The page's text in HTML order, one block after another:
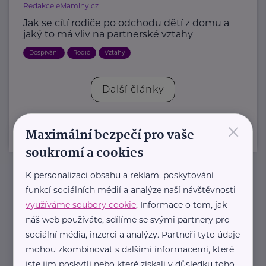
Redakce eMaminy.cz
Jak se cítí rodiče po odchodu dětí z domu a
jaký to má vliv na partnerské vztahy
Dospívání Rodič Vztahy
Další články
Newsletter
Pravidelný přísun novinek, inspirace na každý den,
podpora pro rodiče i sdílení zkušeností. Takový je
Newsletter webu eMaminy.cz. Přihlaste se k jeho
×
Maximální bezpečí pro vaše
soukromí a cookies
K personalizaci obsahu a reklam, poskytování
funkcí sociálních médií a analýze naší návštěvnosti
využíváme soubory cookie. Informace o tom, jak
náš web používáte, sdílíme se svými partnery pro
sociální média, inzerci a analýzy. Partneři tyto údaje
mohou zkombinovat s dalšími informacemi, které